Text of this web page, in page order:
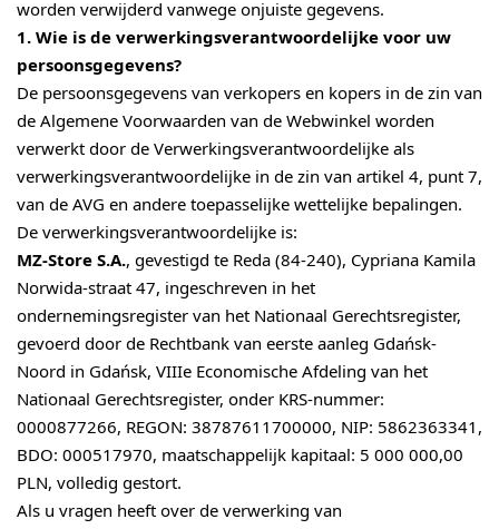
worden verwijderd vanwege onjuiste gegevens.
1. Wie is de verwerkingsverantwoordelijke voor uw
persoonsgegevens?
De persoonsgegevens van verkopers en kopers in de zin van
de Algemene Voorwaarden van de Webwinkel worden
verwerkt door de Verwerkingsverantwoordelijke als
verwerkingsverantwoordelijke in de zin van artikel 4, punt 7,
van de AVG en andere toepasselijke wettelijke bepalingen.
De verwerkingsverantwoordelijke is:
MZ-Store S.A., gevestigd te Reda (84-240), Cypriana Kamila
Norwida-straat 47, ingeschreven in het
ondernemingsregister van het Nationaal Gerechtsregister,
gevoerd door de Rechtbank van eerste aanleg Gdańsk-
Noord in Gdańsk, VIIIe Economische Afdeling van het
Nationaal Gerechtsregister, onder KRS-nummer:
0000877266, REGON: 38787611700000, NIP: 5862363341,
BDO: 000517970, maatschappelijk kapitaal: 5 000 000,00
PLN, volledig gestort.
Als u vragen heeft over de verwerking van